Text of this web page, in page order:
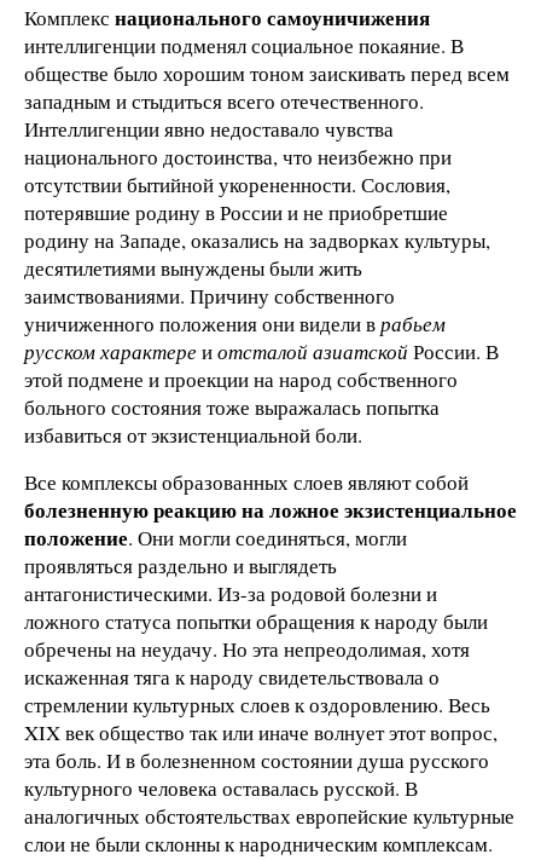
Комплекс национального самоуничижения
интеллигенции подменял социальное покаяние. В
обществе было хорошим тоном заискивать перед всем
западным и стыдиться всего отечественного.
Интеллигенции явно недоставало чувства
национального достоинства, что неизбежно при
отсутствии бытийной укорененности. Сословия,
потерявшие родину в России и не приобретшие
родину на Западе, оказались на задворках культуры,
десятилетиями вынуждены были жить
заимствованиями. Причину собственного
уничиженного положения они видели врабьем
русском характереиотсталой азиатскойРоссии. В
этой подмене и проекции на народ собственного
больного состояния тоже выражалась попытка
избавиться от экзистенциальной боли.
Все комплексы образованных слоев являют собой
болезненную реакциюналожное экзистенциальное
положение. Они могли соединяться, могли
проявляться раздельно и выглядеть
антагонистическими. Из-за родовой болезни и
ложного статуса попытки обращения к народу были
обречены на неудачу. Но эта непреодолимая, хотя
искаженная тяга к народу свидетельствовала о
стремлении культурных слоев к оздоровлению. Весь
XIX век общество так или иначе волнует этот вопрос,
эта боль. И в болезненном состоянии душа русского
культурного человека оставалась русской. В
аналогичных обстоятельствах европейские культурные
слои не были склонны к народническим комплексам.